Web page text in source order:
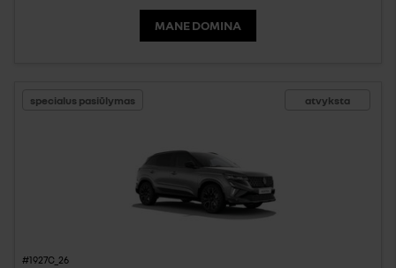
MANE DOMINA
atvyksta
specialus pasiūlymas
#1927C_26